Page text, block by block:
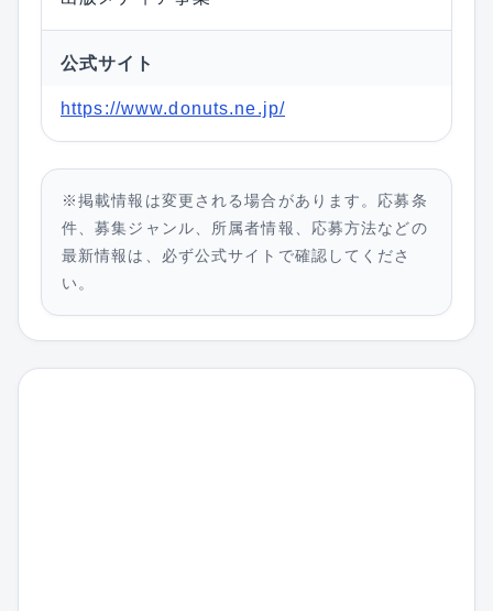
公式サイト
https://www.donuts.ne.jp/
※掲載情報は変更される場合があります。応募条
件、募集ジャンル、所属者情報、応募方法などの
最新情報は、必ず公式サイトで確認してくださ
い。